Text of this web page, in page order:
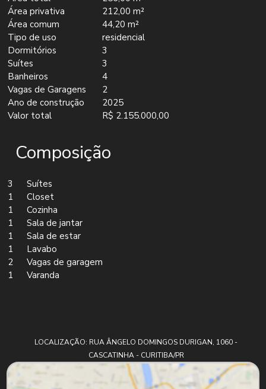
Área privativa
212,00 m²
Área comum
44,20 m²
Tipo de uso
residencial
Dormitórios
3
Suítes
3
Banheiros
4
Vagas de Garagens
2
Ano de construção
2025
Valor total
R$ 2.155.000,00
Composição
3
Suítes
1
Closet
1
Cozinha
1
Sala de jantar
1
Sala de estar
1
Lavabo
2
Vagas de garagem
1
Varanda
LOCALIZAÇÃO: RUA ÂNGELO DOMINGOS DURIGAN, 1060 -
CASCATINHA - CURITIBA/PR